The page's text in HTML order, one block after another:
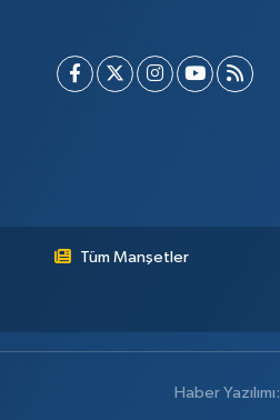
Tüm Manşetler
Haber Yazılımı: